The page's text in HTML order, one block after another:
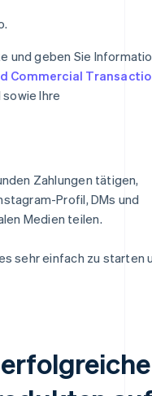
und geben Sie
Commercial
Ihre
Zahlungen tätigen,
Profil, DMs und
Medien teilen.
sehr einfach zu starten